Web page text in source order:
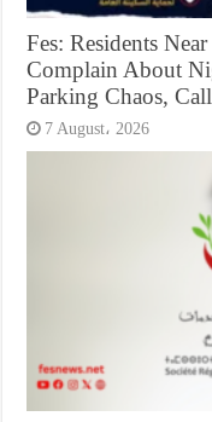
Fes: Residents
Complain About
Parking Chaos,
7 August، 2026